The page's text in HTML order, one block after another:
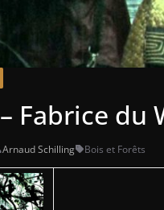
Fabrice du
Arnaud Schilling Bois et Forêts